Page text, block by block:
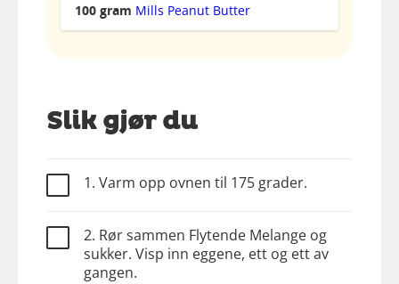
100 gram Mills Peanut Butter
Slik gjør du
1. Varm opp ovnen til 175 grader.
2. Rør sammen Flytende Melange og
sukker. Visp inn eggene, ett og ett av
gangen.